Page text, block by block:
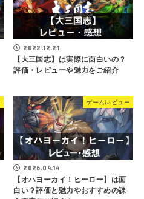
2022.12.21
【大三国志】は実際に面白いの？
評価・レビューや魅力をご紹介
ゲームレビュー
2026.04.14
【オハヨーカイ！ヒーロー】は面
白い？評価と魅力やおすすめの課